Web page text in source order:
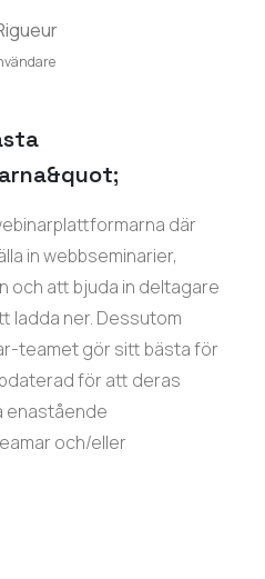
där
in webbseminarier,
och att bjuda in deltagare
ladda ner. Dessutom
teamet gör sitt bästa för
för att deras
enastående
och/eller